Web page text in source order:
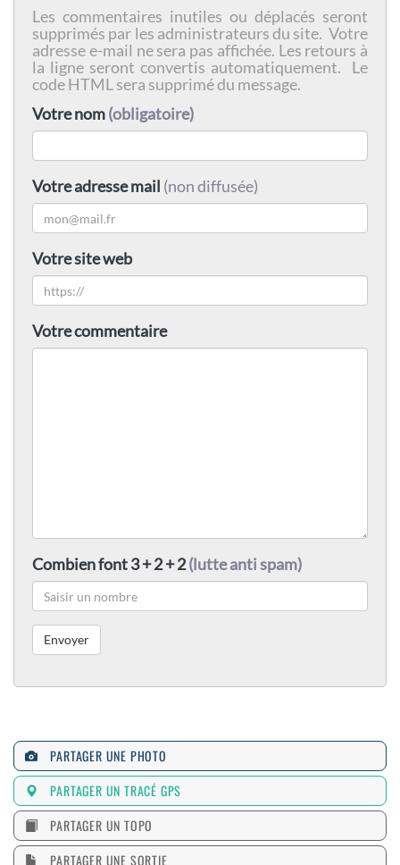
Les commentaires inutiles ou déplacés seront
supprimés par les administrateurs du site. Votre
adresse e-mail ne sera pas affichée. Les retours à
la ligne seront convertis automatiquement. Le
code HTML sera supprimé du message.
Votre nom(obligatoire)
Votre adresse mail (non diffusée)
Votre site web
Votre commentaire
Combien font 3 + 2 + 2(lutte anti spam)
PARTAGER UNE PHOTO
PARTAGER UN TRACÉ GPS
PARTAGER UN TOPO
PARTAGER UNE SORTIE